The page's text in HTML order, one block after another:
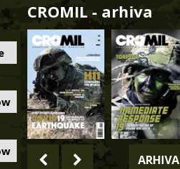
CROMIL - arhiva
ARHIVA